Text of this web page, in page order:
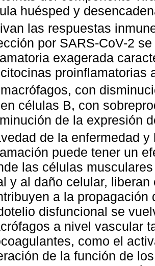
huésped y
las respuestas
por SARS-CoV-2
exagerada
proinflamatorias
con
células B, con
de la expresión
de la enfermedad
puede tener un
las células
y al daño celular,
a la
disfuncional se
a nivel vascular
como el
de la función de